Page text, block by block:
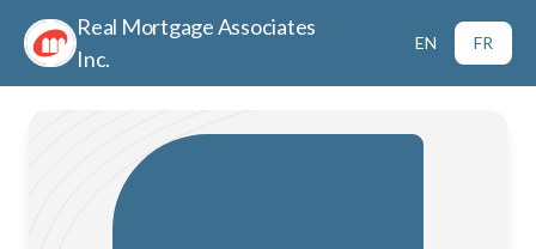
Real Mortgage Associates
Inc.
EN FR